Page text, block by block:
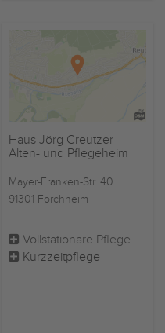
Haus Jörg Creutzer
Alten- und Pflegeheim
Mayer-Franken-Str. 40
91301 Forchheim
Vollstationäre Pflege
Kurzzeitpflege